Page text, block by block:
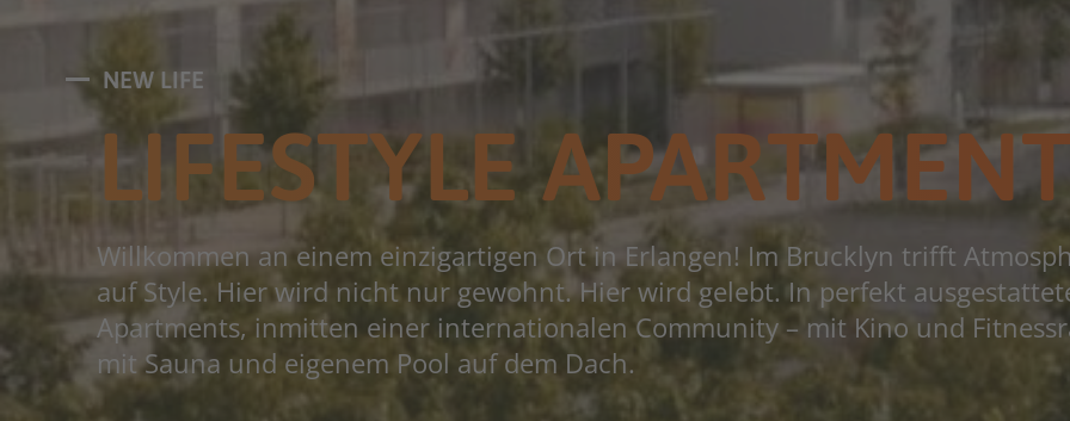
NEW LIFE
LIFESTYLE
Willkommen an einem einzigartigen Ort in Erlangen! Im Brucklyn trifft
auf Style. Hier wird nicht nur gewohnt. Hier wird gelebt. In perfekt
Apartments, inmitten einer internationalen Community – mit Kino und
mit Sauna und eigenem Pool auf dem Dach.